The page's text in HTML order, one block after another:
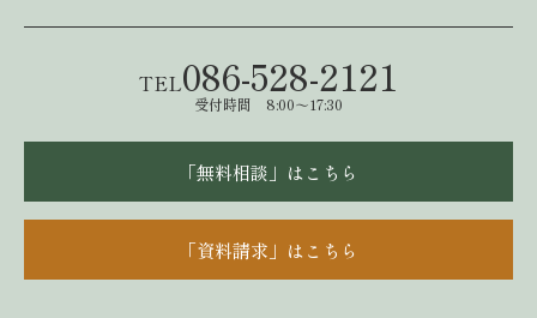
TEL086-528-2121
受付時間 8:00～17:30
「無料相談」はこちら
「資料請求」はこちら